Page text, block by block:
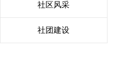
社区风采
社团建设